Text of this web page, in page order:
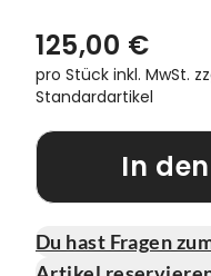
125,00 €
pro Stück inkl. MwSt.
Standardartikel
In
Du hast Fragen